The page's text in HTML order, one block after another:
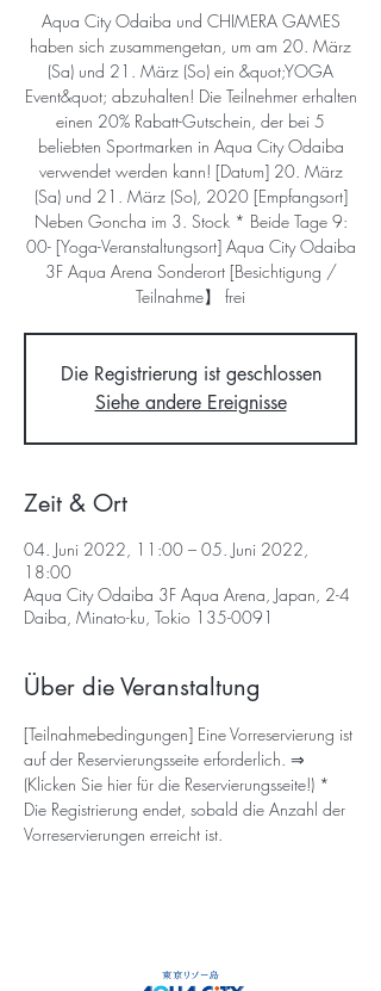
Aqua City Odaiba und CHIMERA GAMES
haben sich zusammengetan, um am 20. März
(Sa) und 21. März (So) ein &quot;YOGA
Event&quot; abzuhalten! Die Teilnehmer erhalten
einen 20% Rabatt-Gutschein, der bei 5
beliebten Sportmarken in Aqua City Odaiba
verwendet werden kann! [Datum] 20. März
(Sa) und 21. März (So), 2020 [Empfangsort]
Neben Goncha im 3. Stock * Beide Tage 9:
00- [Yoga-Veranstaltungsort] Aqua City Odaiba
3F Aqua Arena Sonderort [Besichtigung /
Teilnahme】 frei
Die Registrierung ist geschlossen
Siehe andere Ereignisse
Zeit & Ort
04. Juni 2022, 11:00 – 05. Juni 2022,
18:00
Aqua City Odaiba 3F Aqua Arena, Japan, 2-4
Daiba, Minato-ku, Tokio 135-0091
Über die Veranstaltung
[Teilnahmebedingungen] Eine Vorreservierung ist
auf der Reservierungsseite erforderlich. ⇒
(Klicken Sie hier für die Reservierungsseite!) *
Die Registrierung endet, sobald die Anzahl der
Vorreservierungen erreicht ist.